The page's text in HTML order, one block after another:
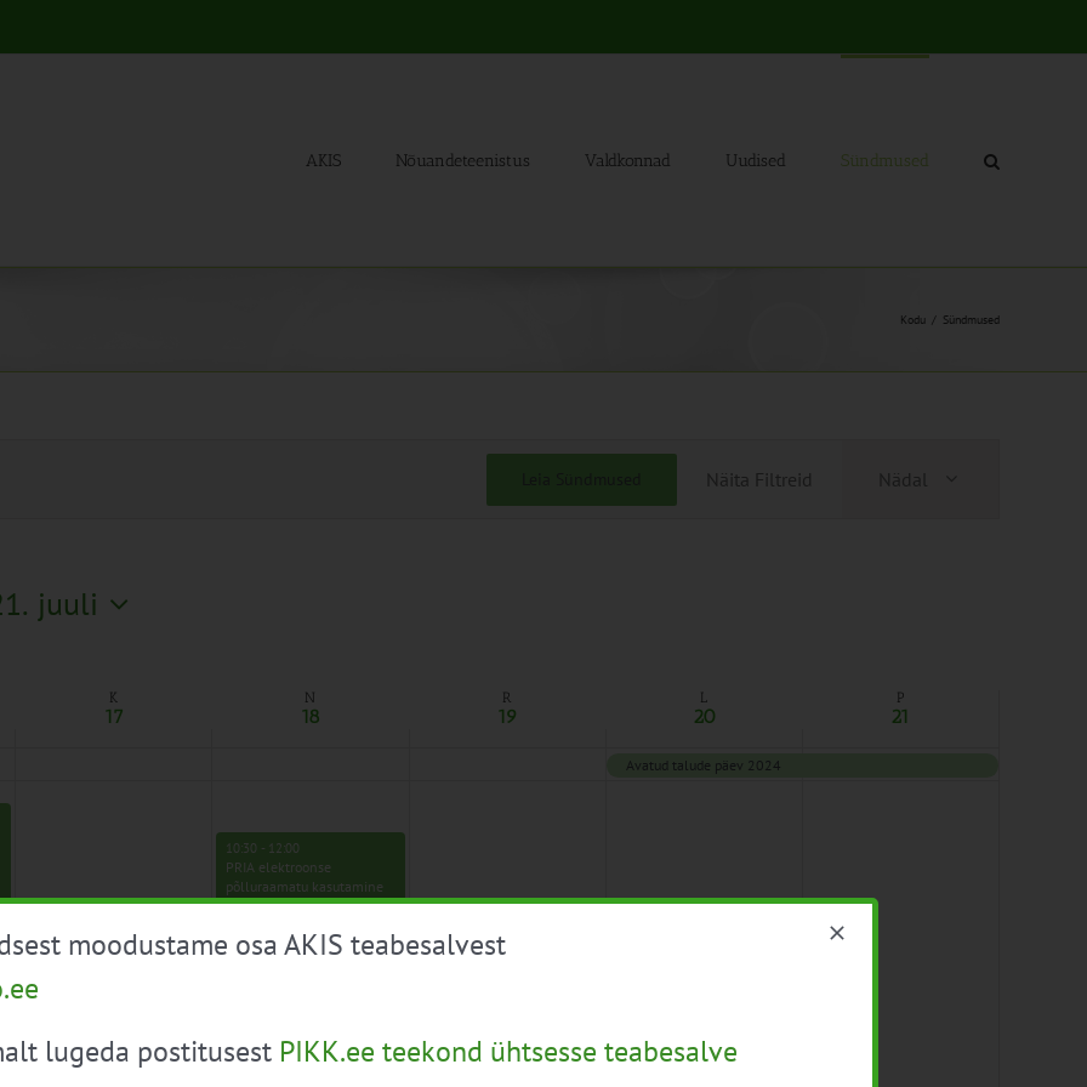
AKIS Nõuandeteenistus Valdkonnad Uudised Sündmused
Kodu Sündmused
Näita Filtreid
Views
Nädal
juuli
K
17
N
18
R
19
L
20
P
21
Avatud talude päev 2024
10:30 - 12:00
PRIA elektroonse
põlluraamatu kasutamine
moodustame osa AKIS teabesalvest
lugeda postitusest PIKK.ee teekond ühtsesse teabesalve